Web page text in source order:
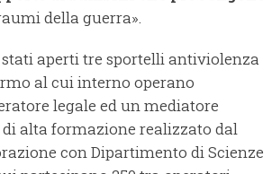
della guerra».
stati aperti tre sportelli antiviolenza
al cui interno operano
legale ed un mediatore
di alta formazione realizzato dal
con Dipartimento di Scienze